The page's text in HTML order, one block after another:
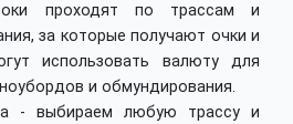
проходят по трассам и
за которые получают очки и
использовать валюту для
и обмундирования.
- выбираем любую трассу и